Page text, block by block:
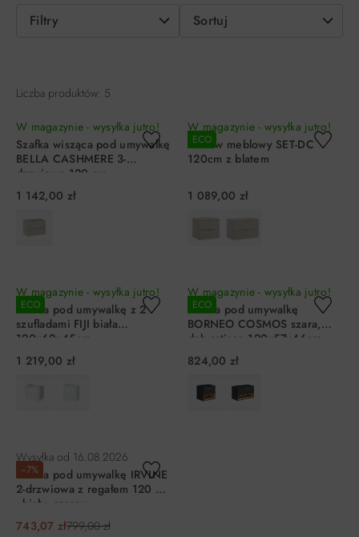
Filtry Sortuj
Liczba produktów: 5
W magazynie - wysyłka jutro!
Szafka wisząca pod umywalkę
BELLA CASHMERE 3-
drzwiowa 120 cm
1 142,00 zł
ECO
W magazynie - wysyłka jutro!
Zestaw meblowy SET-DC
120cm z blatem
1 089,00 zł
ECO
W magazynie - wysyłka jutro!
Szafka pod umywalkę z 2
szufladami FIJI biała
120x62x45cm
1 219,00 zł
ECO
W magazynie - wysyłka jutro!
Szafka pod umywalkę
BORNEO COSMOS szara,
dąb artisan 120x57x46cm
824,00 zł
−7%
Wysyłka od 16.08.2026
Szafka pod umywalkę IRVINE
2-drzwiowa z regałem 120 cm
- biały, czarny
743,07 zł799,00 zł